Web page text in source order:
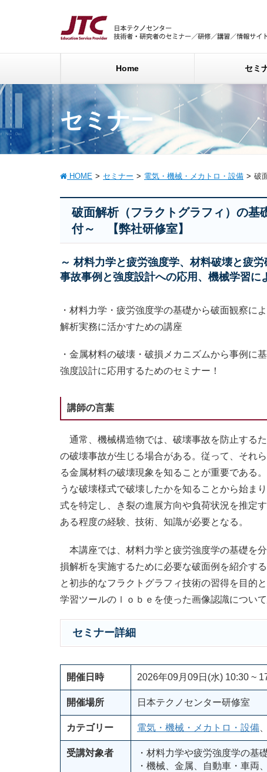
Home セミ
セミナー
HOME セミナー 電気・機械・メカトロ・設備 破
破面解析（フラクトグラフィ）の
付～ 【弊社研修室】
～ 材料力学と疲労強度学、材料破壊と疲
事故事例と強度設計への応用、機械学習に
・材料力学・疲労強度学の基礎から破面観察に
解析実務に活かすための講座
・金属材料の破壊・破損メカニズムから事例に
強度設計に応用するためのセミナー！
講師の言葉
通常、機械構造物では、破壊事故を防止する
の破壊事故が生じる場合がある。従って、それ
る金属材料の破壊現象を知ることが重要である
うな破壊様式で破壊したかを知ることから始ま
式を特定し、き裂の進展方向や負荷状況を推定
ある程度の経験、技術、知識が必要となる。
本講座では、材料力学と疲労強度学の基礎を
損解析を実施するために必要な破面例を紹介す
と初歩的なフラクトグラフィ技術の習得を目的
学習ツールのｌｏｂｅを使った画像認識について
セミナー詳細
開催日時 2026年09月09日(水) 10:30 ~
開催場所 日本テクノセンター研修室
カテゴリー 電気・機械・メカトロ・設備
受講対象者
・材料力学や疲労強度学の基
・機械、金属、自動車・車両